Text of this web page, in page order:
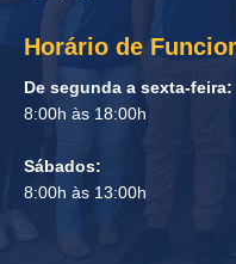
Horário de
De segunda a sexta-feira:
8:00h às 18:00h
Sábados:
8:00h às 13:00h